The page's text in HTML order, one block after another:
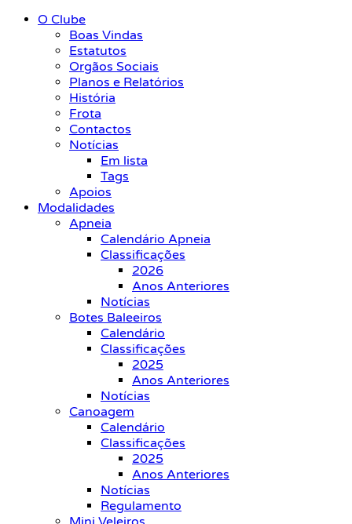
O Clube
Boas Vindas
Estatutos
Orgãos Sociais
Planos e Relatórios
História
Frota
Contactos
Notícias
Em lista
Tags
Apoios
Modalidades
Apneia
Calendário Apneia
Classificações
2026
Anos Anteriores
Notícias
Botes Baleeiros
Calendário
Classificações
2025
Anos Anteriores
Notícias
Canoagem
Calendário
Classificações
2025
Anos Anteriores
Notícias
Regulamento